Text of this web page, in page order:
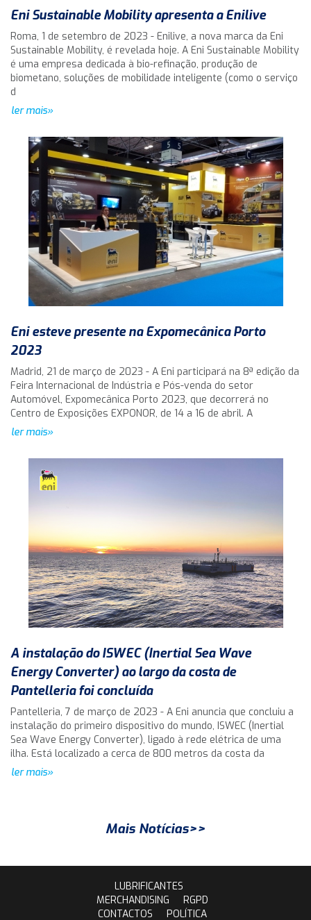
Eni Sustainable Mobility apresenta a Enilive
Roma, 1 de setembro de 2023 - Enilive, a nova marca da Eni
Sustainable Mobility, é revelada hoje. A Eni Sustainable Mobility
é uma empresa dedicada à bio-refinação, produção de
biometano, soluções de mobilidade inteligente (como o serviço
d
ler mais»
Eni esteve presente na Expomecânica Porto
2023
Madrid, 21 de março de 2023 - A Eni participará na 8ª edição da
Feira Internacional de Indústria e Pós-venda do setor
Automóvel, Expomecânica Porto 2023, que decorrerá no
Centro de Exposições EXPONOR, de 14 a 16 de abril. A
ler mais»
A instalação do ISWEC (Inertial Sea Wave
Energy Converter) ao largo da costa de
Pantelleria foi concluída
Pantelleria, 7 de março de 2023 - A Eni anuncia que concluiu a
instalação do primeiro dispositivo do mundo, ISWEC (Inertial
Sea Wave Energy Converter), ligado à rede elétrica de uma
ilha. Está localizado a cerca de 800 metros da costa da
ler mais»
Mais Notícias>>
LUBRIFICANTES
MERCHANDISING
RGPD
CONTACTOS
POLÍTICA